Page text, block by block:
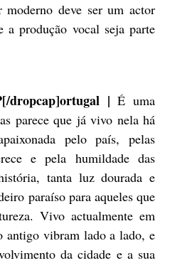
deve ser um actor
a produção vocal seja parte
dropcap]ortugal | É uma
parece que já vivo nela há
pelo país, pelas
e pela humildade das
tanta luz dourada e
paraíso para aqueles que
Vivo actualmente em
antigo vibram lado a lado, e
da cidade e a sua